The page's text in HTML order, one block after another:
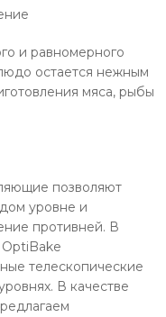
и равномерного
остается нежным
мяса, рыбы
позволяют
уровне и
противней. В
OptiBake
телескопические
В качестве